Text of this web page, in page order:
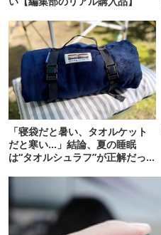
「寝袋だと暑い、タオルケット
だと寒い…」結論、夏の睡眠
は“タオルシュラフ”が正解だっ